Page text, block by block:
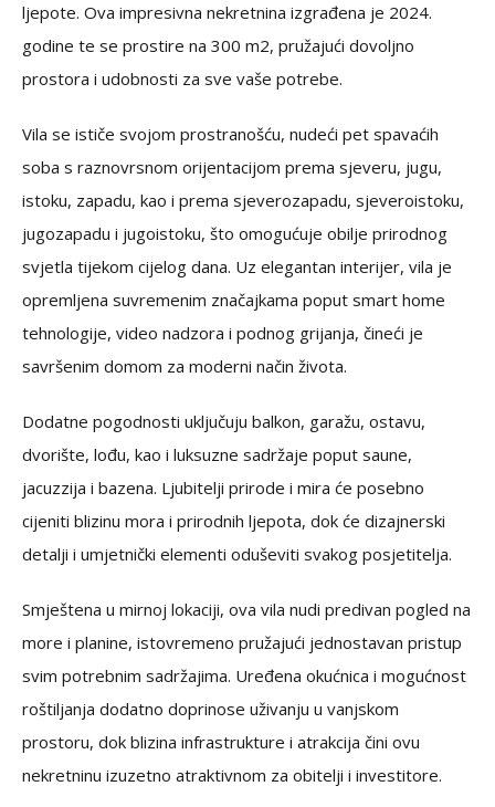
ljepote. Ova impresivna nekretnina izgrađena je 2024.
godine te se prostire na 300 m2, pružajući dovoljno
prostora i udobnosti za sve vaše potrebe.
Vila se ističe svojom prostranošću, nudeći pet spavaćih
soba s raznovrsnom orijentacijom prema sjeveru, jugu,
istoku, zapadu, kao i prema sjeverozapadu, sjeveroistoku,
jugozapadu i jugoistoku, što omogućuje obilje prirodnog
svjetla tijekom cijelog dana. Uz elegantan interijer, vila je
opremljena suvremenim značajkama poput smart home
tehnologije, video nadzora i podnog grijanja, čineći je
savršenim domom za moderni način života.
Dodatne pogodnosti uključuju balkon, garažu, ostavu,
dvorište, lođu, kao i luksuzne sadržaje poput saune,
jacuzzija i bazena. Ljubitelji prirode i mira će posebno
cijeniti blizinu mora i prirodnih ljepota, dok će dizajnerski
detalji i umjetnički elementi oduševiti svakog posjetitelja.
Smještena u mirnoj lokaciji, ova vila nudi predivan pogled na
more i planine, istovremeno pružajući jednostavan pristup
svim potrebnim sadržajima. Uređena okućnica i mogućnost
roštiljanja dodatno doprinose uživanju u vanjskom
prostoru, dok blizina infrastrukture i atrakcija čini ovu
nekretninu izuzetno atraktivnom za obitelji i investitore.